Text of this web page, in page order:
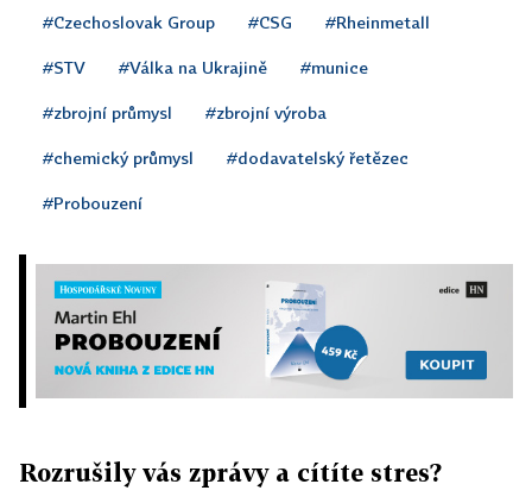
#Czechoslovak Group #CSG #Rheinmetall
#STV #Válka na Ukrajině #munice
#zbrojní průmysl #zbrojní výroba
#chemický průmysl #dodavatelský řetězec
#Probouzení
Rozrušily vás zprávy a cítíte stres?